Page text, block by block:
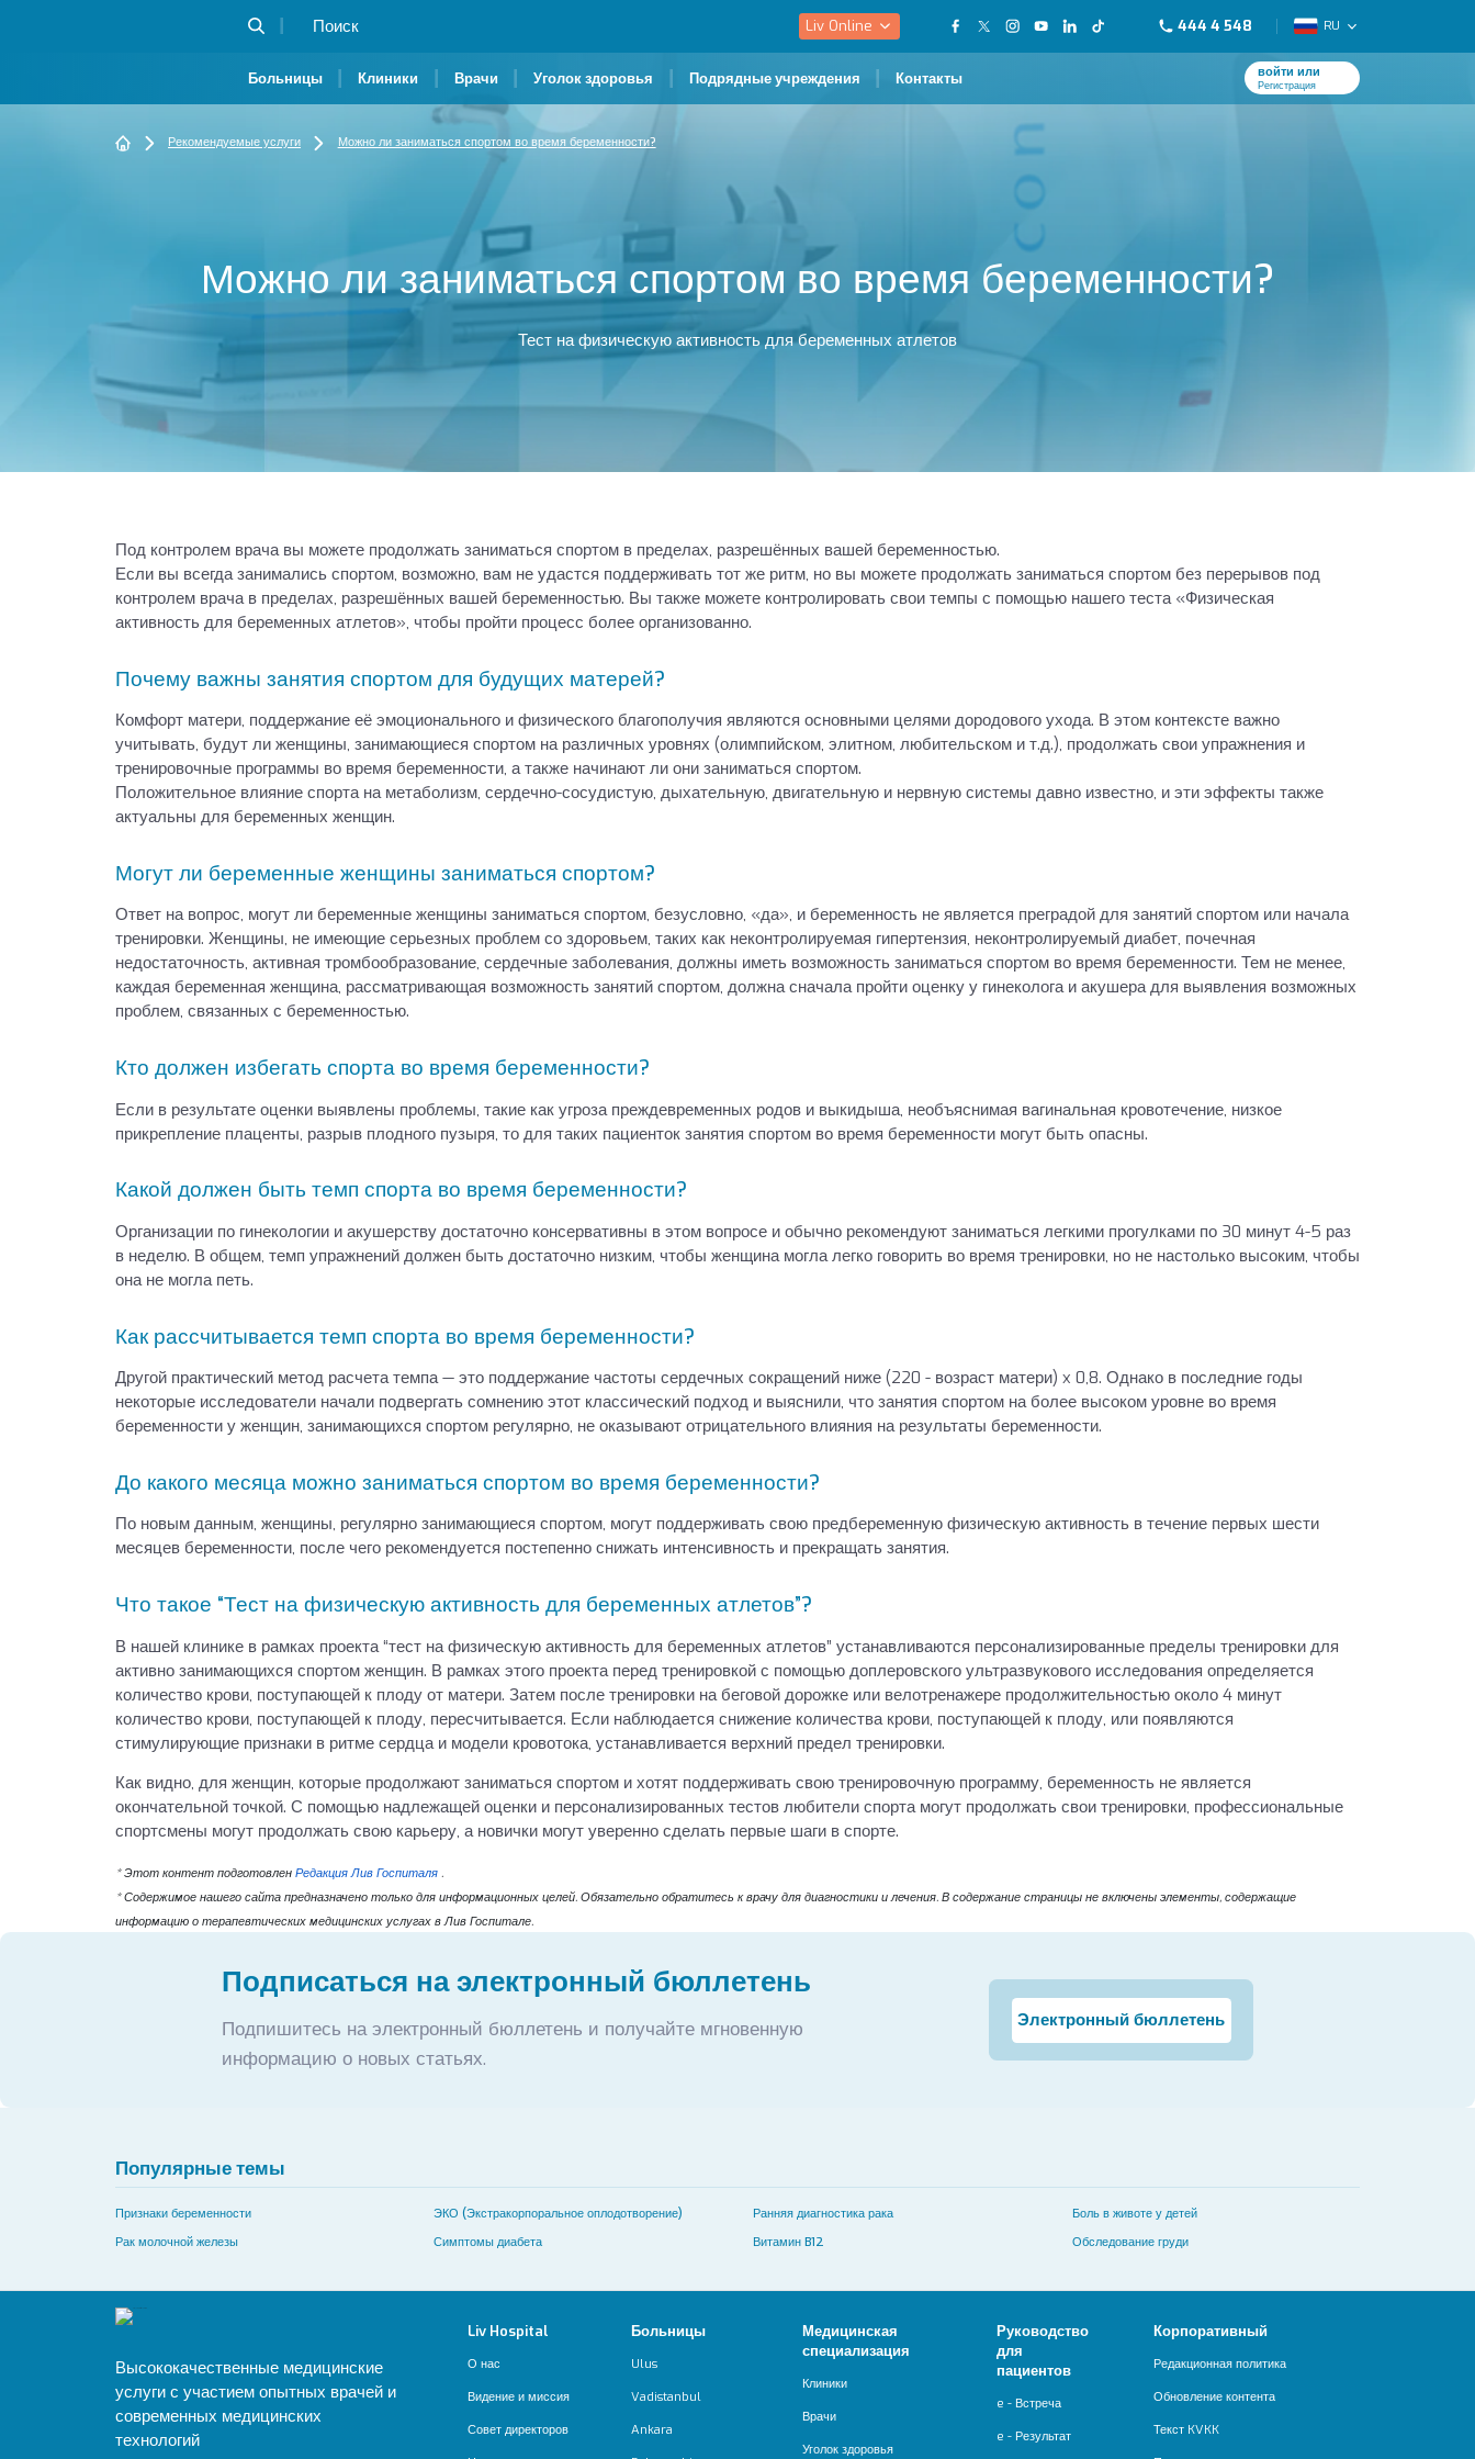
Liv Online 444 4 548 RU
Больницы Клиники Врачи Уголок здоровья Подрядные учреждения Контакты войти или
Регистрация
Рекомендуемые услуги Можно ли заниматься спортом во время беременности?
Можно ли заниматься спортом во время беременности?
Тест на физическую активность для беременных атлетов
Под контролем врача вы можете продолжать заниматься спортом в пределах, разрешённых вашей беременностью.
Если вы всегда занимались спортом, возможно, вам не удастся поддерживать тот же ритм, но вы можете продолжать заниматься спортом без перерывов под
контролем врача в пределах, разрешённых вашей беременностью. Вы также можете контролировать свои темпы с помощью нашего теста «Физическая
активность для беременных атлетов», чтобы пройти процесс более организованно.
Почему важны занятия спортом для будущих матерей?
Комфорт матери, поддержание её эмоционального и физического благополучия являются основными целями дородового ухода. В этом контексте важно
учитывать, будут ли женщины, занимающиеся спортом на различных уровнях (олимпийском, элитном, любительском и т.д.), продолжать свои упражнения и
тренировочные программы во время беременности, а также начинают ли они заниматься спортом.
Положительное влияние спорта на метаболизм, сердечно-сосудистую, дыхательную, двигательную и нервную системы давно известно, и эти эффекты также
актуальны для беременных женщин.
Могут ли беременные женщины заниматься спортом?
Ответ на вопрос, могут ли беременные женщины заниматься спортом, безусловно, «да», и беременность не является преградой для занятий спортом или начала
тренировки. Женщины, не имеющие серьезных проблем со здоровьем, таких как неконтролируемая гипертензия, неконтролируемый диабет, почечная
недостаточность, активная тромбообразование, сердечные заболевания, должны иметь возможность заниматься спортом во время беременности. Тем не менее,
каждая беременная женщина, рассматривающая возможность занятий спортом, должна сначала пройти оценку у гинеколога и акушера для выявления возможных
проблем, связанных с беременностью.
Кто должен избегать спорта во время беременности?
Если в результате оценки выявлены проблемы, такие как угроза преждевременных родов и выкидыша, необъяснимая вагинальная кровотечение, низкое
прикрепление плаценты, разрыв плодного пузыря, то для таких пациенток занятия спортом во время беременности могут быть опасны.
Какой должен быть темп спорта во время беременности?
Организации по гинекологии и акушерству достаточно консервативны в этом вопросе и обычно рекомендуют заниматься легкими прогулками по 30 минут 4-5 раз
в неделю. В общем, темп упражнений должен быть достаточно низким, чтобы женщина могла легко говорить во время тренировки, но не настолько высоким, чтобы
она не могла петь.
Как рассчитывается темп спорта во время беременности?
Другой практический метод расчета темпа — это поддержание частоты сердечных сокращений ниже (220 - возраст матери) x 0,8. Однако в последние годы
некоторые исследователи начали подвергать сомнению этот классический подход и выяснили, что занятия спортом на более высоком уровне во время
беременности у женщин, занимающихся спортом регулярно, не оказывают отрицательного влияния на результаты беременности.
До какого месяца можно заниматься спортом во время беременности?
По новым данным, женщины, регулярно занимающиеся спортом, могут поддерживать свою предбеременную физическую активность в течение первых шести
месяцев беременности, после чего рекомендуется постепенно снижать интенсивность и прекращать занятия.
Что такое “Тест на физическую активность для беременных атлетов”?
В нашей клинике в рамках проекта “тест на физическую активность для беременных атлетов” устанавливаются персонализированные пределы тренировки для
активно занимающихся спортом женщин. В рамках этого проекта перед тренировкой с помощью доплеровского ультразвукового исследования определяется
количество крови, поступающей к плоду от матери. Затем после тренировки на беговой дорожке или велотренажере продолжительностью около 4 минут
количество крови, поступающей к плоду, пересчитывается. Если наблюдается снижение количества крови, поступающей к плоду, или появляются
стимулирующие признаки в ритме сердца и модели кровотока, устанавливается верхний предел тренировки.
Как видно, для женщин, которые продолжают заниматься спортом и хотят поддерживать свою тренировочную программу, беременность не является
окончательной точкой. С помощью надлежащей оценки и персонализированных тестов любители спорта могут продолжать свои тренировки, профессиональные
спортсмены могут продолжать свою карьеру, а новички могут уверенно сделать первые шаги в спорте.
* Этот контент подготовлен Редакция Лив Госпиталя.
* Содержимое нашего сайта предназначено только для информационных целей. Обязательно обратитесь к врачу для диагностики и лечения. В содержание страницы не включены элементы, содержащие
информацию о терапевтических медицинских услугах в Лив Госпитале.
Подписаться на электронный бюллетень
Подпишитесь на электронный бюллетень и получайте мгновенную
информацию о новых статьях.
Электронный бюллетень
Популярные темы
Признаки беременности ЭКО (Экстракорпоральное оплодотворение) Ранняя диагностика рака
Боль в животе у детей
Рак молочной железы
Симптомы диабета Витамин B12 Обследование груди
Высококачественные медицинские
услуги с участием опытных врачей и
современных медицинских
технологий
Liv Hospital
О нас
Видение и миссия
Совет директоров
Больницы
Ulus
Vadistanbul
Ankara
Медицинская
специализация
Клиники
Врачи
Уголок здоровья
Руководство
для
пациентов
e - Встреча
e - Результат
Корпоративный
Редакционная политика
Обновление контента
Текст KVKK